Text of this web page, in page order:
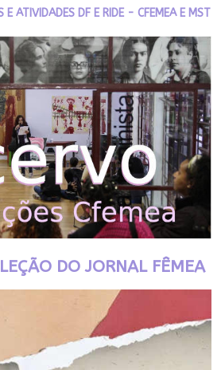
E ATIVIDADES DF E RIDE - CFEMEA E MST
DO JORNAL FÊMEA